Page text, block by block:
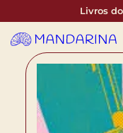
Livros